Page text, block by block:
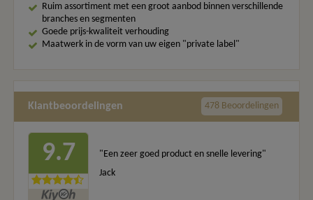
Ruim assortiment met een groot aanbod binnen verschillende
branches en segmenten
Goede prijs-kwaliteit verhouding
Maatwerk in de vorm van uw eigen "private label"
Klantbeoordelingen 478 Beoordelingen
9.7
"Een zeer goed product en snelle levering"
Jack